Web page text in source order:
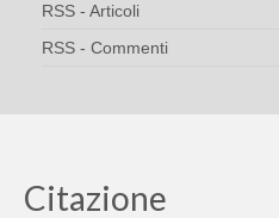
RSS - Articoli
RSS - Commenti
Citazione